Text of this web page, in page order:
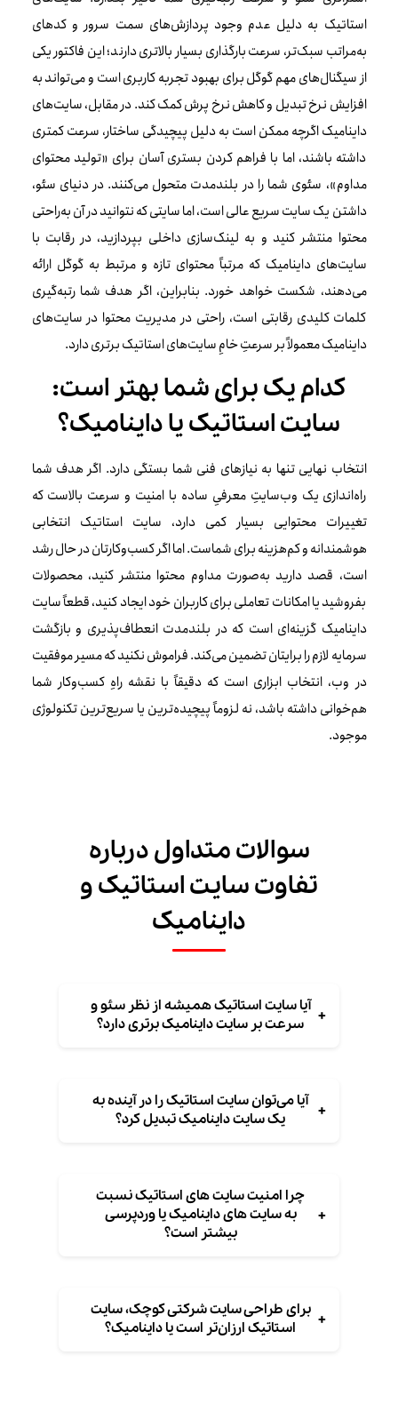
استاتیک به دلیل عدم وجود پردازش‌های سمت سرور و کدهای
به‌مراتب سبک‌تر، سرعت بارگذاری بسیار بالاتری دارند؛ این فاکتور یکی
از سیگنال‌های مهم گوگل برای بهبود تجربه کاربری است و می‌تواند به
افزایش نرخ تبدیل و کاهش نرخ پرش کمک کند. در مقابل، سایت‌های
داینامیک اگرچه ممکن است به دلیل پیچیدگی ساختار، سرعت کمتری
داشته باشند، اما با فراهم کردن بستری آسان برای «تولید محتوای
مداوم»، سئوی شما را در بلندمدت متحول می‌کنند. در دنیای سئو،
داشتن یک سایت سریع عالی است، اما سایتی که نتوانید در آن به‌راحتی
محتوا منتشر کنید و به لینک‌سازی داخلی بپردازید، در رقابت با
سایت‌های داینامیک که مرتباً محتوای تازه و مرتبط به گوگل ارائه
می‌دهند، شکست خواهد خورد. بنابراین، اگر هدف شما رتبه‌گیری
کلمات کلیدی رقابتی است، راحتی در مدیریت محتوا در سایت‌های
داینامیک معمولاً بر سرعتِ خامِ سایت‌های استاتیک برتری دارد.
کدام یک برای شما بهتر است:
سایت استاتیک یا داینامیک؟
انتخاب نهایی تنها به نیازهای فنی شما بستگی دارد. اگر هدف شما
راه‌اندازی یک وب‌سایتِ معرفیِ ساده با امنیت و سرعت بالاست که
تغییرات محتوایی بسیار کمی دارد، سایت استاتیک انتخابی
هوشمندانه و کم‌هزینه برای شماست. اما اگر کسب‌وکارتان در حال رشد
است، قصد دارید به‌صورت مداوم محتوا منتشر کنید، محصولات
بفروشید یا امکانات تعاملی برای کاربران خود ایجاد کنید، قطعاً سایت
داینامیک گزینه‌ای است که در بلندمدت انعطاف‌پذیری و بازگشت
سرمایه لازم را برایتان تضمین می‌کند. فراموش نکنید که مسیر موفقیت
در وب، انتخاب ابزاری است که دقیقاً با نقشه راهِ کسب‌وکار شما
هم‌خوانی داشته باشد، نه لزوماً پیچیده‌ترین یا سریع‌ترین تکنولوژی
موجود.
سوالات متداول درباره
تفاوت سایت استاتیک و
داینامیک
+ آیا سایت استاتیک همیشه از نظر سئو و
سرعت بر سایت داینامیک برتری دارد؟
+ آیا می‌توان سایت استاتیک را در آینده به
یک سایت داینامیک تبدیل کرد؟
+
چرا امنیت سایت های استاتیک نسبت
به سایت های داینامیک یا وردپرسی
بیشتر است؟
+ برای طراحی سایت شرکتی کوچک، سایت
استاتیک ارزان‌تر است یا داینامیک؟